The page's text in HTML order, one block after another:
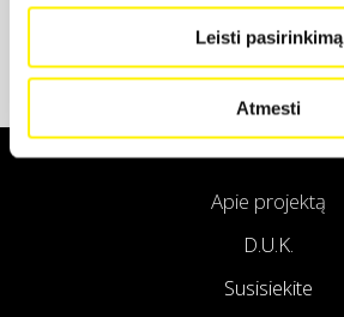
Leisti pasirinkimą
Atmesti
Apie projektą
D.U.K.
Susisiekite